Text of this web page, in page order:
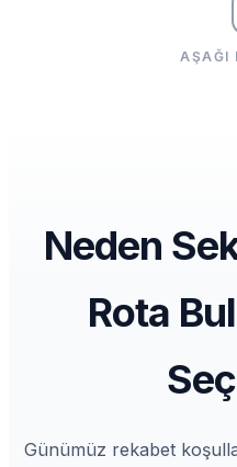
AŞAĞI
Neden
Rota
Günümüz rekabet